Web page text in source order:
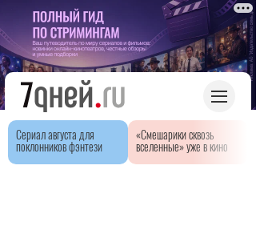
Сериал августа для
поклонников фэнтези
«Смешарики сквозь
вселенные» уже в кино